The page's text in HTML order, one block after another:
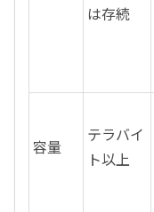
は存続
容量
テラバイ
ト以上